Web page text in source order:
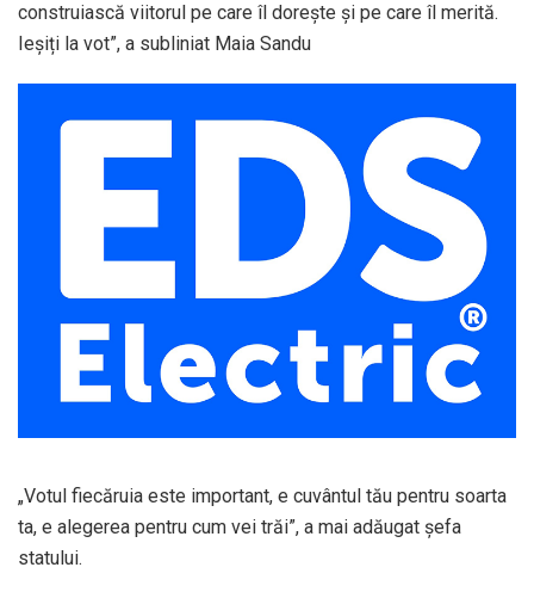
construiască viitorul pe care îl dorește și pe care îl merită.
Ieșiți la vot”, a subliniat Maia Sandu
„Votul fiecăruia este important, e cuvântul tău pentru soarta
ta, e alegerea pentru cum vei trăi”, a mai adăugat șefa
statului.